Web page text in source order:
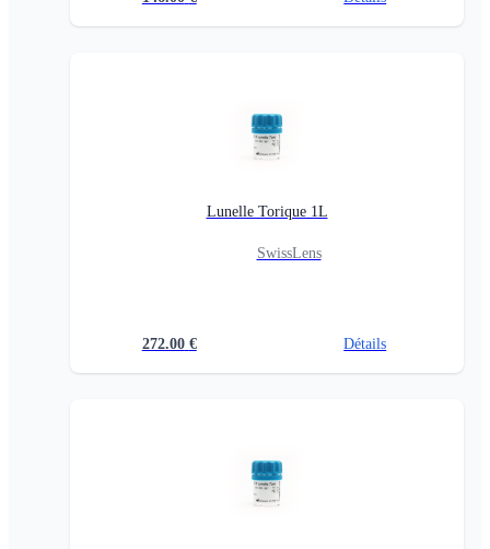
Lunelle Torique 1L
SwissLens
272.00 € Détails